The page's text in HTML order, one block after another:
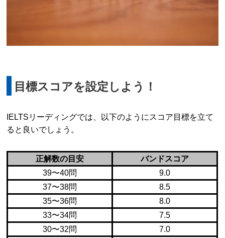
目標スコアを設定しよう！
IELTSリーディングでは、以下のようにスコア目標を立て
ると良いでしょう。
正解数の目安
バンドスコア
39〜40問
9.0
37〜38問
8.5
35〜36問
8.0
33〜34問
7.5
30〜32問
7.0